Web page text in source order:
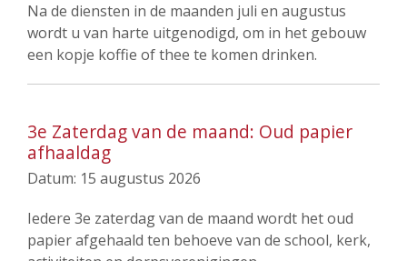
Na de diensten in de maanden juli en augustus
wordt u van harte uitgenodigd, om in het gebouw
een kopje koffie of thee te komen drinken.
3e Zaterdag van de maand: Oud papier
afhaaldag
Datum: 15 augustus 2026
Iedere 3e zaterdag van de maand wordt het oud
papier afgehaald ten behoeve van de school, kerk,